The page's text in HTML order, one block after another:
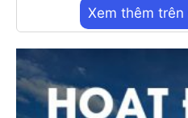
Xem thêm trên